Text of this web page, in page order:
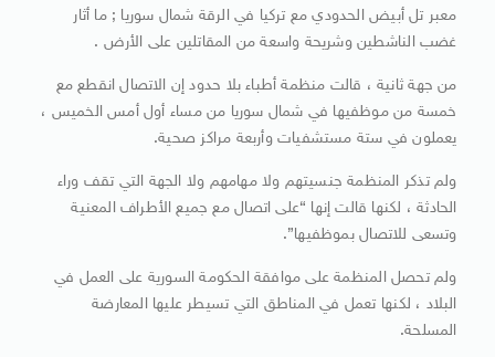
معبر تل أبيض الحدودي مع تركيا في الرقة شمال سوريا ; ما أثار
غضب الناشطين وشريحة واسعة من المقاتلين على الأرض .
من جهة ثانية ، قالت منظمة أطباء بلا حدود إن الاتصال انقطع مع
خمسة من موظفيها في شمال سوريا من مساء أول أمس الخميس ،
يعملون في ستة مستشفيات وأربعة مراكز صحية.
ولم تذكر المنظمة جنسيتهم ولا مهامهم ولا الجهة التي تقف وراء
الحادثة ، لكنها قالت إنها “على اتصال مع جميع الأطراف المعنية
وتسعى للاتصال بموظفيها”.
ولم تحصل المنظمة على موافقة الحكومة السورية على العمل في
البلاد ، لكنها تعمل في المناطق التي تسيطر عليها المعارضة
المسلحة.